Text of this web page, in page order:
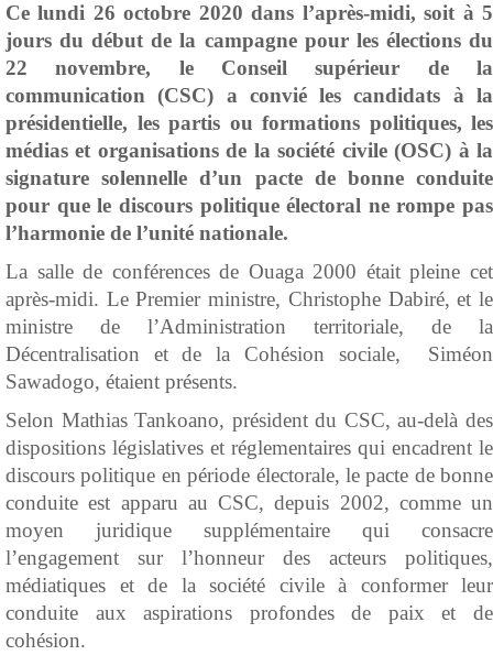
Ce lundi 26 octobre 2020 dans l’après-midi, soit à 5
jours du début de la campagne pour les élections du
22 novembre, le Conseil supérieur de la
communication (CSC) a convié les candidats à la
présidentielle, les partis ou formations politiques, les
médias et organisations de la société civile (OSC) à la
signature solennelle d’un pacte de bonne conduite
pour que le discours politique électoral ne rompe pas
l’harmonie de l’unité nationale.
La salle de conférences de Ouaga 2000 était pleine cet
après-midi. Le Premier ministre, Christophe Dabiré, et le
ministre de l’Administration territoriale, de la
Décentralisation et de la Cohésion sociale, Siméon
Sawadogo, étaient présents.
Selon Mathias Tankoano, président du CSC, au-delà des
dispositions législatives et réglementaires qui encadrent le
discours politique en période électorale, le pacte de bonne
conduite est apparu au CSC, depuis 2002, comme un
moyen juridique supplémentaire qui consacre
l’engagement sur l’honneur des acteurs politiques,
médiatiques et de la société civile à conformer leur
conduite aux aspirations profondes de paix et de
cohésion.